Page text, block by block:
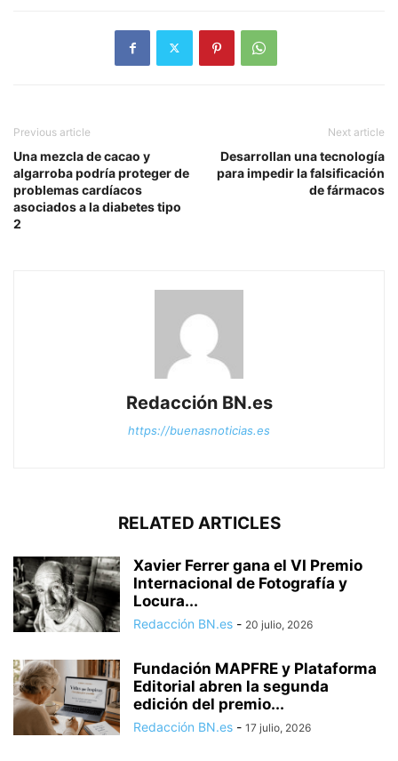
Previous article
Una mezcla de cacao y
algarroba podría proteger de
problemas cardíacos
asociados a la diabetes tipo
2
Next article
Desarrollan una tecnología
para impedir la falsificación
de fármacos
Redacción BN.es
https://buenasnoticias.es
RELATED ARTICLES
Xavier Ferrer gana el VI Premio
Internacional de Fotografía y
Locura...
Redacción BN.es - 20 julio, 2026
Fundación MAPFRE y Plataforma
Editorial abren la segunda
edición del premio...
Redacción BN.es - 17 julio, 2026